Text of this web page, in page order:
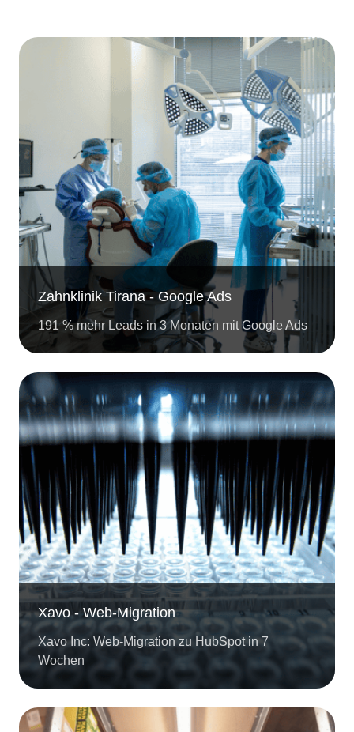
Zahnklinik Tirana - Google Ads
191 % mehr Leads in 3 Monaten mit Google Ads
Xavo - Web-Migration
Xavo Inc: Web-Migration zu HubSpot in 7
Wochen